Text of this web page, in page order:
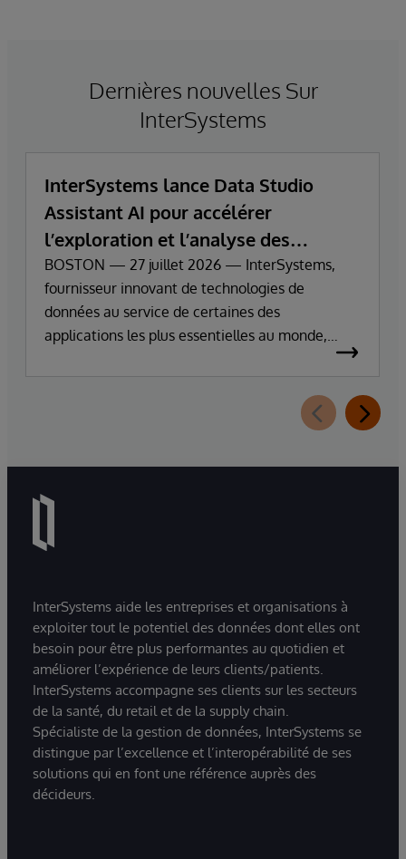
Dernières nouvelles Sur
InterSystems
InterSystems lance Data Studio
Assistant AI pour accélérer
l’exploration et l’analyse des
données d’entreprise
BOSTON — 27 juillet 2026 — InterSystems,
fournisseur innovant de technologies de
données au service de certaines des
applications les plus essentielles au monde,
annonce aujourd’hui la disponibilité générale
nouvelle extension d’InterSystems Data Studio
alimentée par l’IA générative, qui aide les
données grâce à des interactions en langage
InterSystems aide les entreprises et organisations à
exploiter tout le potentiel des données dont elles ont
besoin pour être plus performantes au quotidien et
améliorer l’expérience de leurs clients/patients.
InterSystems accompagne ses clients sur les secteurs
de la santé, du retail et de la supply chain.
Spécialiste de la gestion de données, InterSystems se
distingue par l’excellence et l’interopérabilité de ses
solutions qui en font une référence auprès des
décideurs.